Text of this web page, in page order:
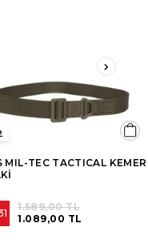
MIL-TEC TACTICAL KEMER
1.089,00 TL
1.589,00 TL